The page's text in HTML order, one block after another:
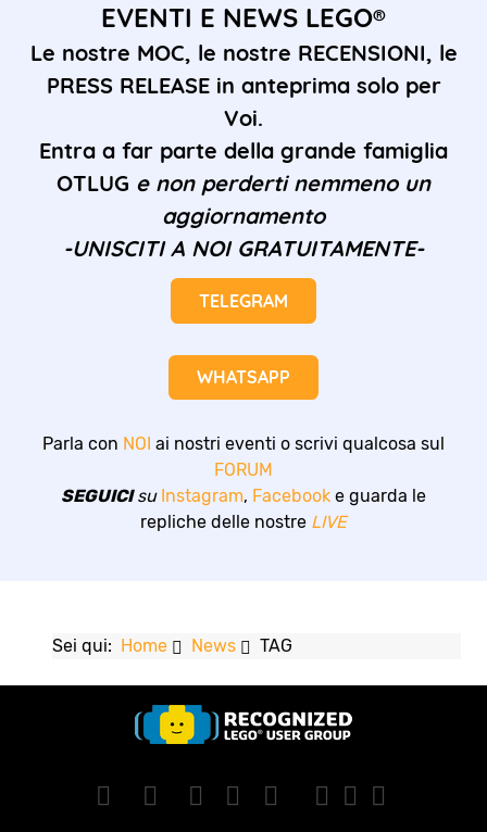
EVENTI E NEWS LEGO®
Le nostre MOC, le nostre RECENSIONI, le
PRESS RELEASE in anteprima solo per
Voi.
Entra a far parte della grande famiglia
OTLUG e non perderti nemmeno un
aggiornamento
-UNISCITI A NOI GRATUITAMENTE-
TELEGRAM
WHATSAPP
Parla con NOI ai nostri eventi o scrivi qualcosa sul
FORUM
SEGUICIsu Instagram, Facebook e guarda le
repliche delle nostre LIVE
Sei qui: Home News TAG